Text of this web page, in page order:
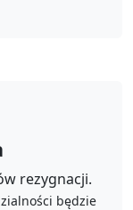
rezygnacji.
będzie